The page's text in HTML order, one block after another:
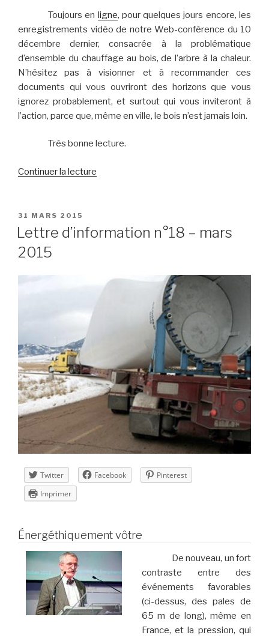
Toujours en ligne, pour quelques jours encore, les
enregistrements vidéo de notre Web-conférence du 10
décembre dernier, consacrée à la problématique
d’ensemble du chauffage au bois, de l’arbre à la chaleur.
N’hésitez pas à visionner et à recommander ces
documents qui vous ouvriront des horizons que vous
ignorez probablement, et surtout qui vous inviteront à
l’action, parce que, même en ville, le bois n’est jamais loin.
Très bonne lecture.
Continuer la lecture
–
PUBLIÉ
LE
31 MARS 2015
Lettre d’information n°18 – mars
2015
Twitter Facebook
Pinterest
Imprimer
Énergéthiquement vôtre
De nouveau, un fort
contraste entre des
événements favorables
(ci-dessus, des pales de
65 m de long), même en
France, et la pression, qui